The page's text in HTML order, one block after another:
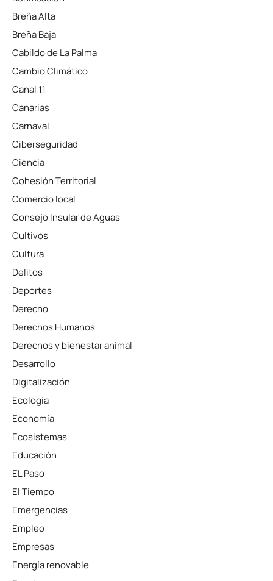
Breña Alta
Breña Baja
Cabildo de La Palma
Cambio Climático
Canal 11
Canarias
Carnaval
Ciberseguridad
Ciencia
Cohesión Territorial
Comercio local
Consejo Insular de Aguas
Cultivos
Cultura
Delitos
Deportes
Derecho
Derechos Humanos
Derechos y bienestar animal
Desarrollo
Digitalización
Ecología
Economía
Ecosistemas
Educación
EL Paso
El Tiempo
Emergencias
Empleo
Empresas
Energía renovable